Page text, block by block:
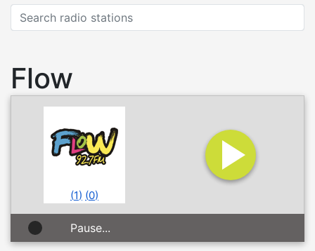
Flow
(1) (0)
Pause...